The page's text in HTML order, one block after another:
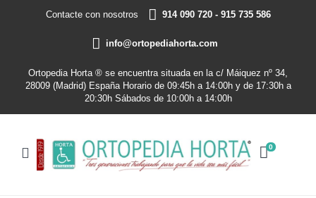
Contacte con nosotros 914 090 720 - 915 735 586
info@ortopediahorta.com
Ortopedia Horta ® se encuentra situada en la c/ Máiquez nº 34,
28009 (Madrid) España Horario de 09:45h a 14:00h y de 17:30h a
20:30h Sábados de 10:00h a 14:00h
0